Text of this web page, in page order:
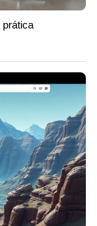
prática